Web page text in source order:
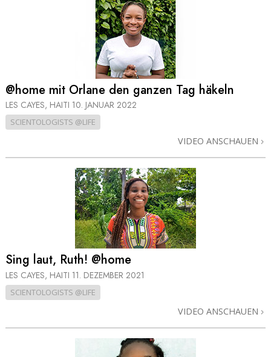
@home mit Orlane den ganzen Tag häkeln
LES CAYES, HAITI 10. JANUAR 2022
SCIENTOLOGISTS @LIFE
VIDEO ANSCHAUEN
Sing laut, Ruth! @home
LES CAYES, HAITI 11. DEZEMBER 2021
SCIENTOLOGISTS @LIFE
VIDEO ANSCHAUEN